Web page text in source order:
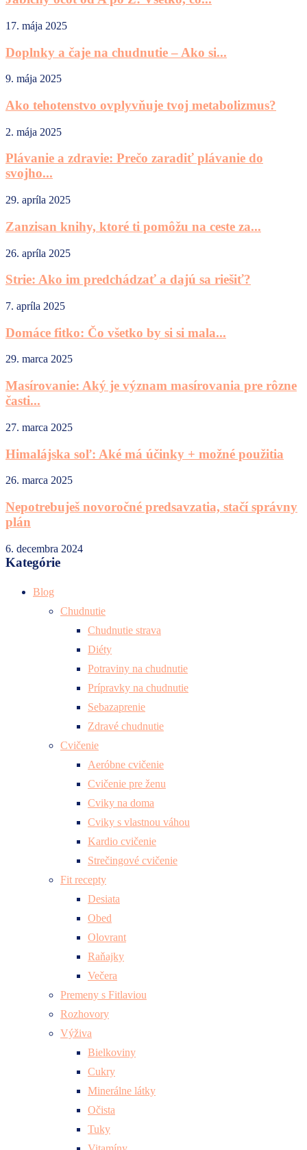
17. mája 2025
Doplnky a čaje na chudnutie – Ako si...
9. mája 2025
Ako tehotenstvo ovplyvňuje tvoj metabolizmus?
2. mája 2025
Plávanie a zdravie: Prečo zaradiť plávanie do
svojho...
29. apríla 2025
Zanzisan knihy, ktoré ti pomôžu na ceste za...
26. apríla 2025
Strie: Ako im predchádzať a dajú sa riešiť?
7. apríla 2025
Domáce fitko: Čo všetko by si si mala...
29. marca 2025
Masírovanie: Aký je význam masírovania pre rôzne
časti...
27. marca 2025
Himalájska soľ: Aké má účinky + možné použitia
26. marca 2025
Nepotrebuješ novoročné predsavzatia, stačí správny
plán
6. decembra 2024
Kategórie
Blog
Chudnutie
Chudnutie strava
Diéty
Potraviny na chudnutie
Prípravky na chudnutie
Sebazaprenie
Zdravé chudnutie
Cvičenie
Aeróbne cvičenie
Cvičenie pre ženu
Cviky na doma
Cviky s vlastnou váhou
Kardio cvičenie
Strečingové cvičenie
Fit recepty
Desiata
Obed
Olovrant
Raňajky
Večera
Premeny s Fitlaviou
Rozhovory
Výživa
Bielkoviny
Cukry
Minerálne látky
Očista
Tuky